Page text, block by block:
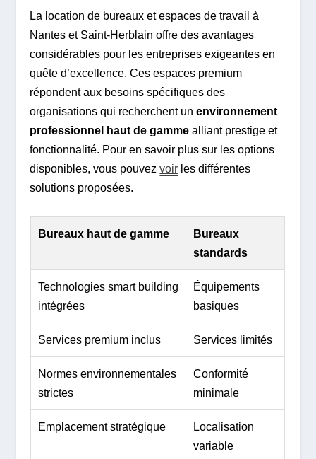
La location de bureaux et espaces de travail à
Nantes et Saint-Herblain offre des avantages
considérables pour les entreprises exigeantes en
quête d’excellence. Ces espaces premium
répondent aux besoins spécifiques des
organisations qui recherchent unenvironnement
professionnel haut de gamme alliant prestige et
fonctionnalité. Pour en savoir plus sur les options
disponibles, vous pouvezvoir les différentes
solutions proposées.
Bureaux haut de gamme
Bureaux
standards
Technologies smart building
intégrées
Équipements
basiques
Services premium inclus Services limités
Normes environnementales
strictes
Conformité
minimale
Emplacement stratégique
Localisation
variable